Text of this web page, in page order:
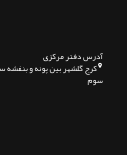
آدرس دفتر مرکزی
کرج گلشهر بین پونه و بنفشه
سوم